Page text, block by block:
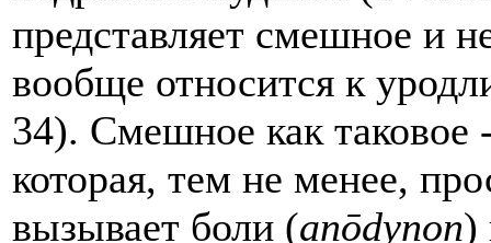
представляет смешное и
вообще относится к
34). Смешное как таковое
которая, тем не менее,
вызывает боли (anōdynon)